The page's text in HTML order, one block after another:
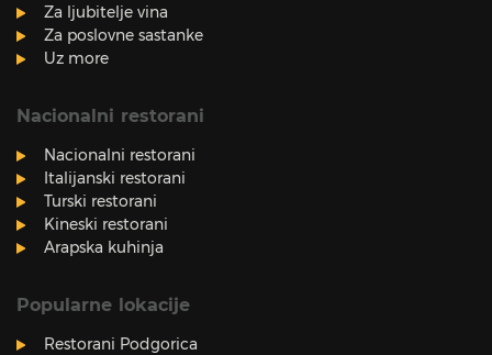
Za ljubitelje vina
Za poslovne sastanke
Uz more
Nacionalni restorani
Nacionalni restorani
Italijanski restorani
Turski restorani
Kineski restorani
Arapska kuhinja
Popularne lokacije
Restorani Podgorica